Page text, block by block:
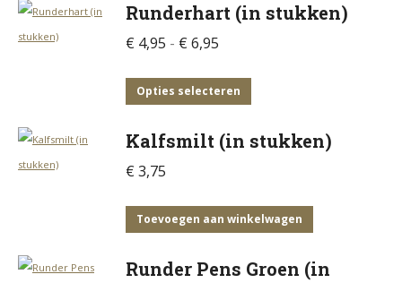
Runderhart (in stukken)
€ 4,95 - € 6,95
tot
Opties selecteren
heeft
Deze
kan
Kalfsmilt (in stukken)
€ 3,75
Toevoegen aan winkelwagen
Runder Pens Groen (in